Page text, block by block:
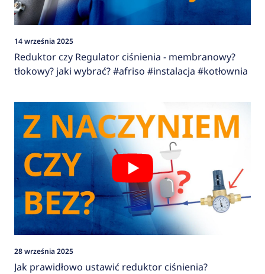
14 września 2025
Reduktor czy Regulator ciśnienia - membranowy?
tłokowy? jaki wybrać? #afriso #instalacja #kotłownia
28 września 2025
Jak prawidłowo ustawić reduktor ciśnienia?